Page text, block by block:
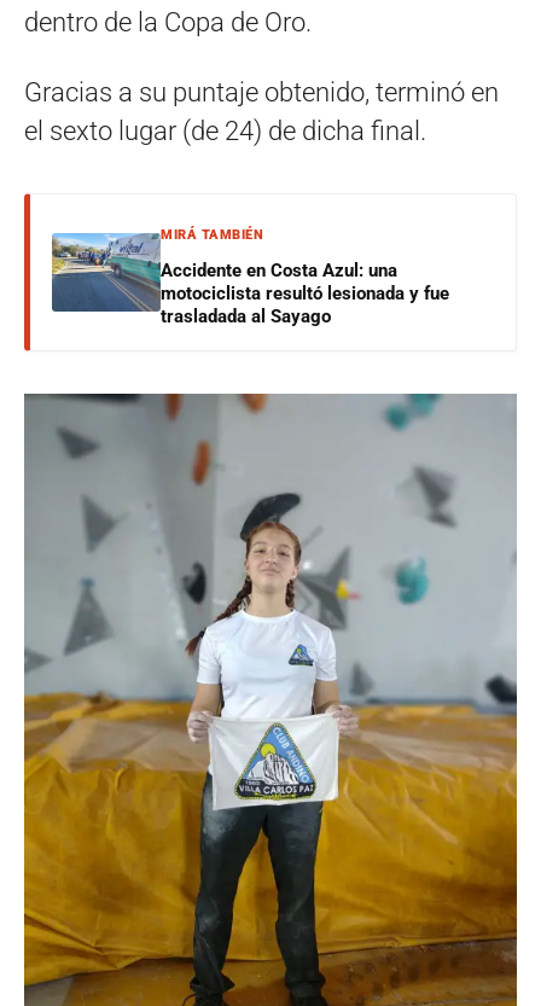
dentro de la Copa de Oro.
Gracias a su puntaje obtenido, terminó en
el sexto lugar (de 24) de dicha final.
MIRÁ TAMBIÉN
Accidente en Costa Azul: una
motociclista resultó lesionada y fue
trasladada al Sayago